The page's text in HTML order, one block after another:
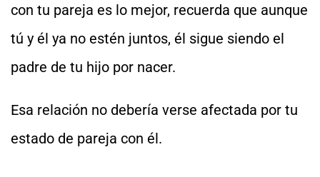
con tu pareja es lo mejor, recuerda que aunque
tú y él ya no estén juntos, él sigue siendo el
padre de tu hijo por nacer.
Esa relación no debería verse afectada por tu
estado de pareja con él.